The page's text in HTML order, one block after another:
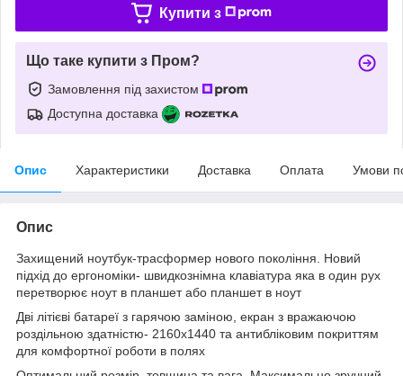
Купити з
Що таке купити з Пром?
Замовлення під захистом
Доступна доставка
Опис Характеристики Доставка Оплата Умови
Опис
Захищений ноутбук-трасформер нового покоління. Новий
підхід до ергономіки- швидкознімна клавіатура яка в один рух
перетворює ноут в планшет або планшет в ноут
Дві літієві батареї з гарячою заміною, екран з вражаючою
роздільною здатністю- 2160x1440 та антибліковим покриттям
для комфортної роботи в полях